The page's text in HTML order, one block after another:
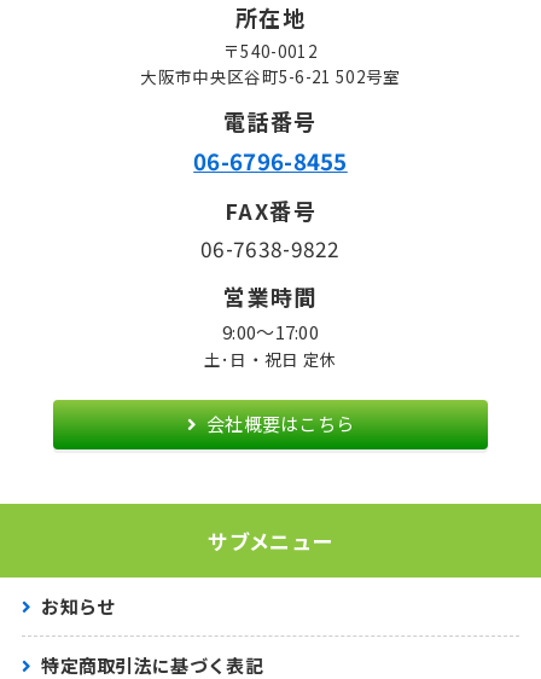
所在地
〒540-0012
大阪市中央区谷町5-6-21 502号室
電話番号
06-6796-8455
FAX番号
06-7638-9822
営業時間
9:00〜17:00
土･日・祝日 定休
会社概要はこちら
サブメニュー
お知らせ
特定商取引法に基づく表記